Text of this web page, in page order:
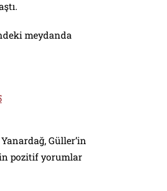
meydanda
Güller’in
pozitif yorumlar